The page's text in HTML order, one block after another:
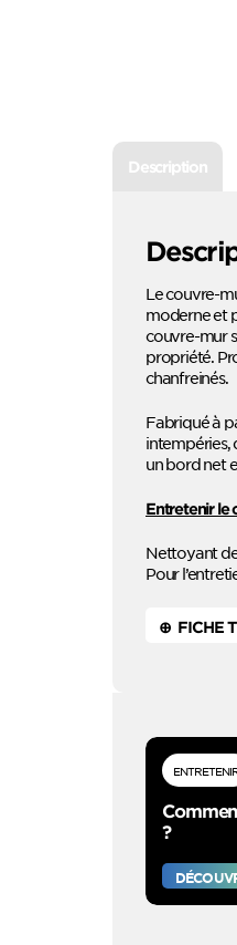
Description
Le couvre-
moderne et
couvre-mur
propriété.
chanfreinés.
Fabriqué à
intempéries,
un bord net
Entretenir le
Nettoyant
Pour
⊕ FICHE
?